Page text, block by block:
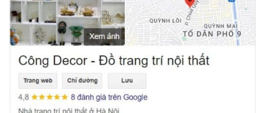
Hương Quan Thế Âm
Xua Đuổi Tà Khí và Mang Lại Bình An
Thác khói trầm hương phong thủy không chỉ
giúp thanh lọc không khí mà còn có tác dụng rất
tốt trong việc xua đuổi tà khí và những năng
lượng tiêu cực trong không gian. Khói trầm từ